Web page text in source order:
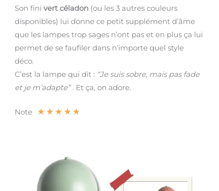
Son fini vert céladon (ou les 3 autres couleurs
disponibles) lui donne ce petit supplément d’âme
que les lampes trop sages n’ont pas et en plus ça lui
permet de se faufiler dans n’importe quel style
déco.
C’est la lampe qui dit : “Je suis sobre, mais pas fade
et je m’adapte”. Et ça, on adore.
Note ★★★★★